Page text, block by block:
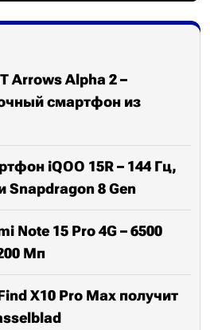
Arrows Alpha 2 –
смартфон из
iQOO 15R – 144 Гц,
Snapdragon 8 Gen
Note 15 Pro 4G – 6500
Мп
X10 Pro Max получит